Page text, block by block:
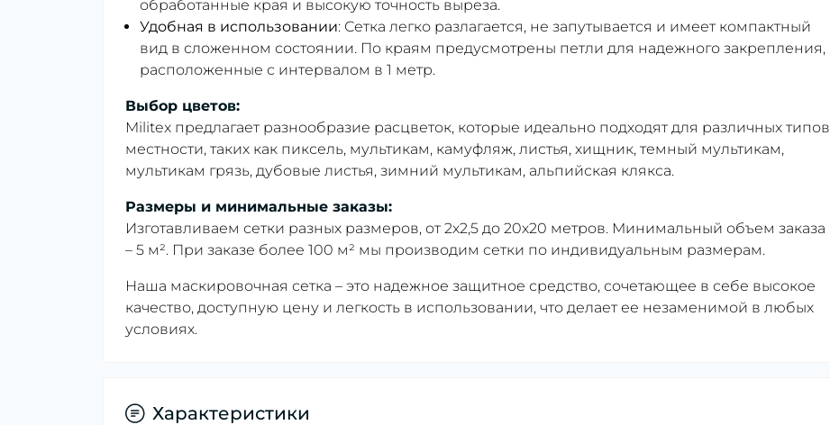
обработанные края и высокую точность выреза.
Удобная в использовании: Сетка легко разлагается, не запутывается и имеет компактный
вид в сложенном состоянии. По краям предусмотрены петли для надежного закрепления,
расположенные с интервалом в 1 метр.
Выбор цветов:
Militex предлагает разнообразие расцветок, которые идеально подходят для различных типов
местности, таких как пиксель, мультикам, камуфляж, листья, хищник, темный мультикам,
мультикам грязь, дубовые листья, зимний мультикам, альпийская клякса.
Размеры и минимальные заказы:
Изготавливаем сетки разных размеров, от 2х2,5 до 20х20 метров. Минимальный объем заказа
– 5 м². При заказе более 100 м² мы производим сетки по индивидуальным размерам.
Наша маскировочная сетка – это надежное защитное средство, сочетающее в себе высокое
качество, доступную цену и легкость в использовании, что делает ее незаменимой в любых
условиях.
Характеристики